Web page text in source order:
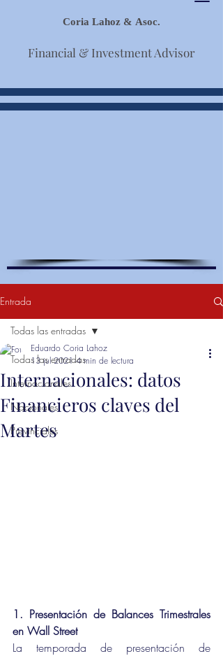
Coria Lahoz & Asoc.
Financial & Investment Advisor
Entrada
Todas las entradas
Internacionales
Nacionales
Provinciales
Todas las entradas
Internacionales: datos
Financieros claves del
Martes
Eduardo Coria Lahoz
13 jul 2021 4 min de lectura
1. Presentación de Balances Trimestrales
en Wall Street
La temporada de presentación de